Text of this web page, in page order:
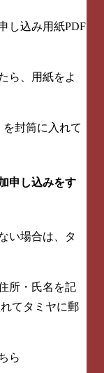
し込み用紙PDF
ら、用紙をよ
封筒に入れて
申し込みをす
い場合は、タ
所・氏名を記
てタミヤに郵
ら